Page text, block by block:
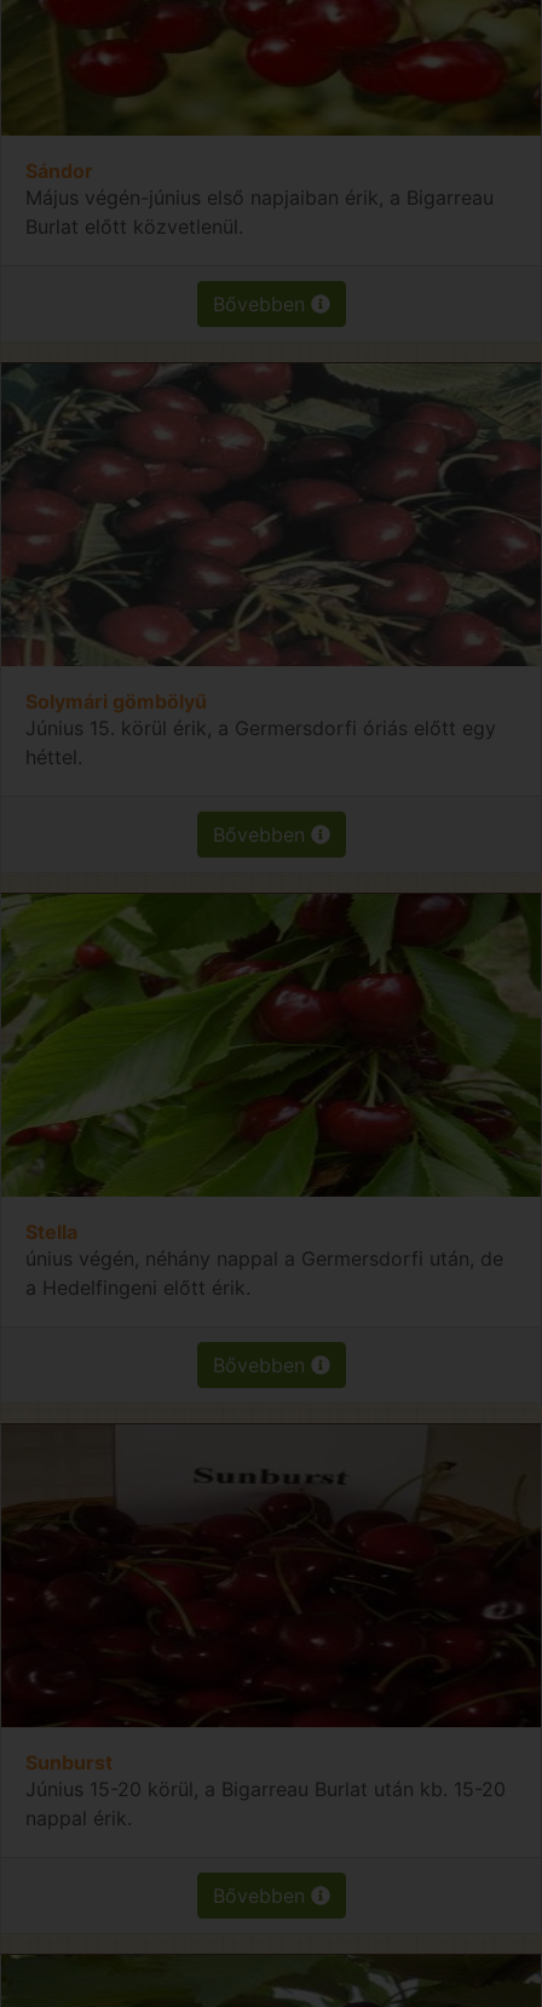
Sándor
Május végén-június első napjaiban érik, a Bigarreau
Burlat előtt közvetlenül.
Bővebben
Solymári gömbölyű
Június 15. körül érik, a Germersdorfi óriás előtt egy
héttel.
Bővebben
Stella
únius végén, néhány nappal a Germersdorfi után, de
a Hedelfingeni előtt érik.
Bővebben
Sunburst
Június 15-20 körül, a Bigarreau Burlat után kb. 15-20
nappal érik.
Bővebben